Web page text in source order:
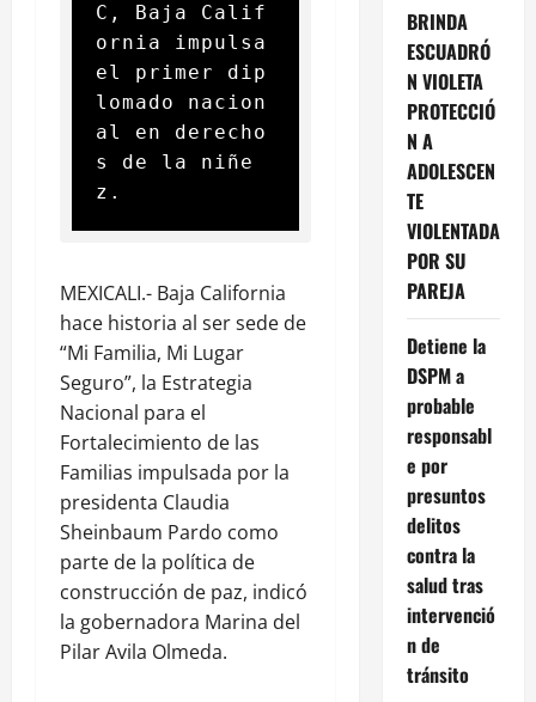
C, Baja Calif
ornia impulsa
el primer dip
lomado nacion
al en derecho
s de la niñe
z.
MEXICALI.- Baja California
hace historia al ser sede de
“Mi Familia, Mi Lugar
Seguro”, la Estrategia
Nacional para el
Fortalecimiento de las
Familias impulsada por la
presidenta Claudia
Sheinbaum Pardo como
parte de la política de
construcción de paz, indicó
la gobernadora Marina del
Pilar Avila Olmeda.
BRINDA
ESCUADRÓ
N VIOLETA
PROTECCIÓ
N A
ADOLESCEN
TE
VIOLENTADA
POR SU
PAREJA
Detiene la
DSPM a
probable
responsabl
e por
presuntos
delitos
contra la
salud tras
intervenció
n de
tránsito